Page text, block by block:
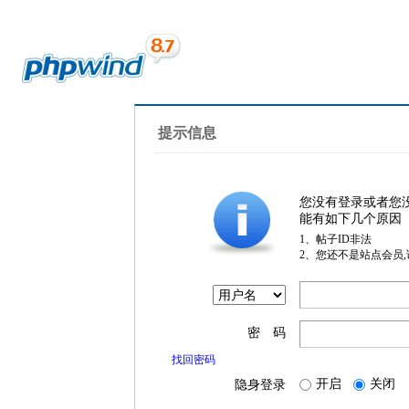
提示信息
您没有登录或者您
能有如下几个原因
1、帖子ID非法
2、您还不是站点会员
密 码
找回密码
隐身登录 开启 关闭